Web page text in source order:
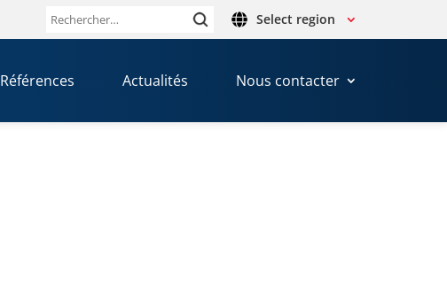
Rechercher : Select region
Références Actualités Nous contacter